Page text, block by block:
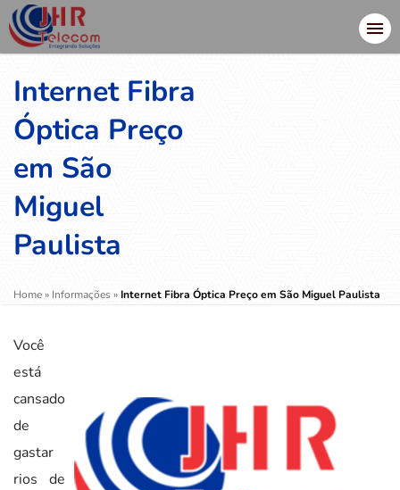
Internet Fibra
Óptica Preço
em São
Miguel
Paulista
Home» Informações»Internet Fibra Óptica Preço em São Miguel Paulista
Você
está
cansado
de
gastar
rios de